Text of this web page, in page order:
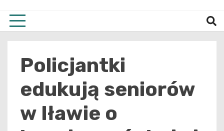
Policjantki
edukują seniorów
w Iławie o